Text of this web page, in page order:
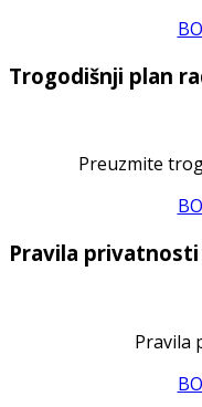
Trogodišnji plan
Preuzmite
Pravila privatnosti
Pravila